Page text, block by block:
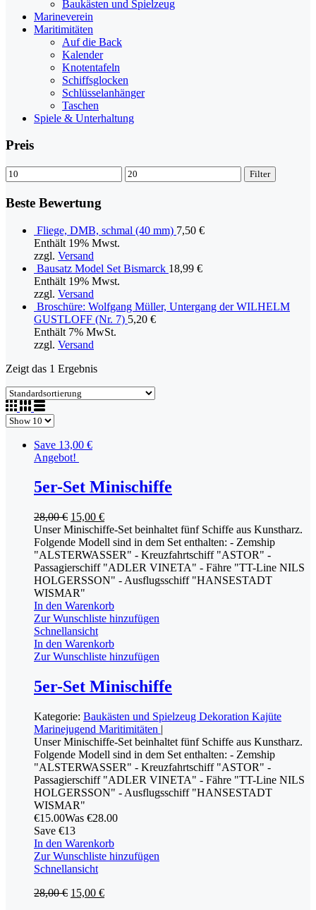
Baukästen und Spielzeug
Marineverein
Maritimitäten
Auf die Back
Kalender
Knotentafeln
Schiffsglocken
Schlüsselanhänger
Taschen
Spiele & Unterhaltung
Preis
Filter
Beste Bewertung
Fliege, DMB, schmal (40 mm) 7,50 €
Enthält 19% Mwst.
zzgl. Versand
Bausatz Model Set Bismarck 18,99 €
Enthält 19% Mwst.
zzgl. Versand
Broschüre: Wolfgang Müller, Untergang der WILHELM
GUSTLOFF (Nr. 7) 5,20 €
Enthält 7% MwSt.
zzgl. Versand
Zeigt das 1 Ergebnis
Save 13,00 €
Angebot!
5er-Set Minischiffe
28,00€ 15,00 €
Unser Minischiffe-Set beinhaltet fünf Schiffe aus Kunstharz.
Folgende Modell sind in dem Set enthalten: - Zemship
"ALSTERWASSER" - Kreuzfahrtschiff "ASTOR" -
Passagierschiff "ADLER VINETA" - Fähre "TT-Line NILS
HOLGERSSON" - Ausflugsschiff "HANSESTADT
WISMAR"
In den Warenkorb
Zur Wunschliste hinzufügen
Schnellansicht
In den Warenkorb
Zur Wunschliste hinzufügen
5er-Set Minischiffe
Kategorie: Baukästen und Spielzeug Dekoration Kajüte
Marinejugend Maritimitäten |
Unser Minischiffe-Set beinhaltet fünf Schiffe aus Kunstharz.
Folgende Modell sind in dem Set enthalten: - Zemship
"ALSTERWASSER" - Kreuzfahrtschiff "ASTOR" -
Passagierschiff "ADLER VINETA" - Fähre "TT-Line NILS
HOLGERSSON" - Ausflugsschiff "HANSESTADT
WISMAR"
€15.00Was €28.00
Save €13
In den Warenkorb
Zur Wunschliste hinzufügen
Schnellansicht
28,00€ 15,00 €